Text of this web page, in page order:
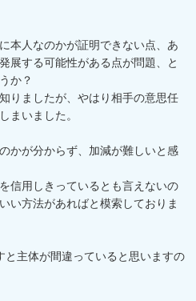
本人なのかが証明できない点、あ
展する可能性がある点が問題、と
か？
りましたが、やはり相手の意思任
まいました。
かが分からず、加減が難しいと感
信用しきっているとも言えないの
い方法があればと模索しておりま
と主体が間違っていると思いますの